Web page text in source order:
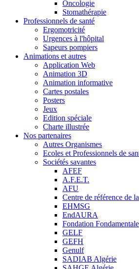
Oncologie
Stomathérapie
Professionnels de santé
Ergomotricité
Urgences à l'hôpital
Sapeurs pompiers
Animations et autres
Application Web
Animation 3D
Animation informative
Cartes postales
Posters
Jeux
Edition spéciale
Charte illustrée
Nos partenaires
Autres Organismes
Ecoles et Professionnels de
Sociétés savantes
AFEF
A.F.E.T.
AFU
Centre de référence de
EHMSG
EndAURA
Fondation Fondamentale
GELF
GEFH
Genulf
SADIAB Algérie